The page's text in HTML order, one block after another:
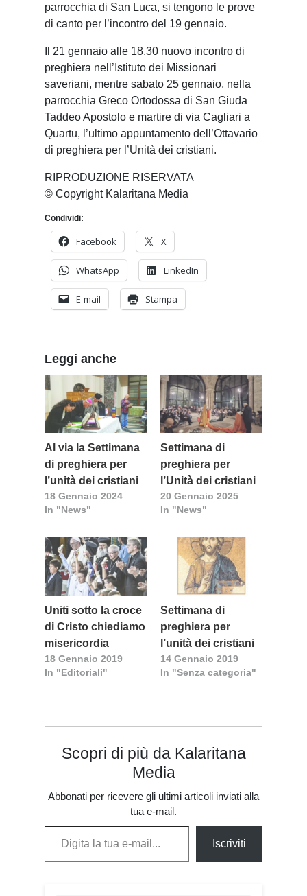
parrocchia di San Luca, si tengono le prove
di canto per l’incontro del 19 gennaio.
Il 21 gennaio alle 18.30 nuovo incontro di
preghiera nell’Istituto dei Missionari
saveriani, mentre sabato 25 gennaio, nella
parrocchia Greco Ortodossa di San Giuda
Taddeo Apostolo e martire di via Cagliari a
Quartu, l’ultimo appuntamento dell’Ottavario
di preghiera per l’Unità dei cristiani.
RIPRODUZIONE RISERVATA
© Copyright Kalaritana Media
Condividi:
Facebook X
WhatsApp LinkedIn
E-mail Stampa
Leggi anche
Al via la Settimana
di preghiera per
l’unità dei cristiani
18 Gennaio 2024
In "News"
Settimana di
preghiera per
l’Unità dei cristiani
20 Gennaio 2025
In "News"
Uniti sotto la croce
di Cristo chiediamo
misericordia
18 Gennaio 2019
In "Editoriali"
Settimana di
preghiera per
l’unità dei cristiani
14 Gennaio 2019
In "Senza categoria"
Scopri di più da Kalaritana
Media
Abbonati per ricevere gli ultimi articoli inviati alla
tua e-mail.
Digita la tua e-mail...
Iscriviti